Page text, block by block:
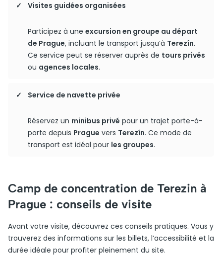
Visites guidées organisées
Participez à une excursion en groupe au départ
de Prague, incluant le transport jusqu’à Terezín.
Ce service peut se réserver auprès de tours privés
ou agences locales.
Service de navette privée
Réservez un minibus privé pour un trajet porte-à-
porte depuis Prague vers Terezín. Ce mode de
transport est idéal pour les groupes.
Camp de concentration de Terezin à
Prague : conseils de visite
Avant votre visite, découvrez ces conseils pratiques. Vous y
trouverez des informations sur les billets, l’accessibilité et la
durée idéale pour profiter pleinement du site.